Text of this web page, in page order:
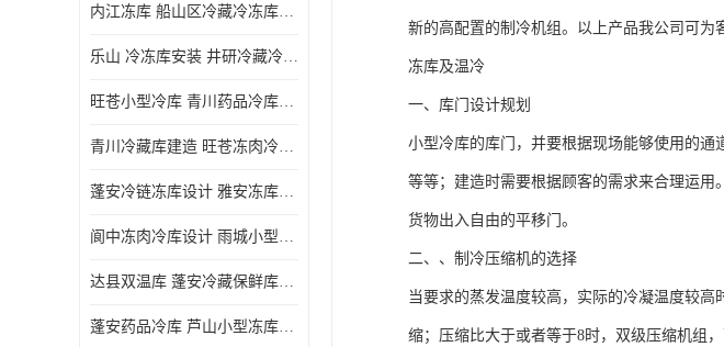
内江冻库 船山区冷藏冷冻库安装
乐山 冷冻库安装 井研冷藏冷冻库设备 报价表
旺苍小型冷库 青川药品冷库设备 设计方案
青川冷藏库建造 旺苍冻肉冷库安装 报价表
蓬安冷链冻库设计 雅安冻库保温板安装 采摘园
阆中冻肉冷库设计 雨城小型冷库设计 农产品基地
达县双温库 蓬安冷藏保鲜库设计 报价表
蓬安药品冷库 芦山小型冻库安装 报价表
新的高配置的制冷机组。以上产品我公司可
冻库及温冷
一、库门设计规划
小型冷库的库门，并要根据现场能够使用的通
等等；建造时需要根据顾客的需求来合理运
货物出入自由的平移门。
二、、制冷压缩机的选择
当要求的蒸发温度较高，实际的冷凝温度较
缩；压缩比大于或者等于8时，双级压缩机组